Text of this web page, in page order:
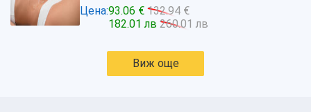
Цена:93.06 € 132.94 €
182.01 лв 260.01 лв
Виж още